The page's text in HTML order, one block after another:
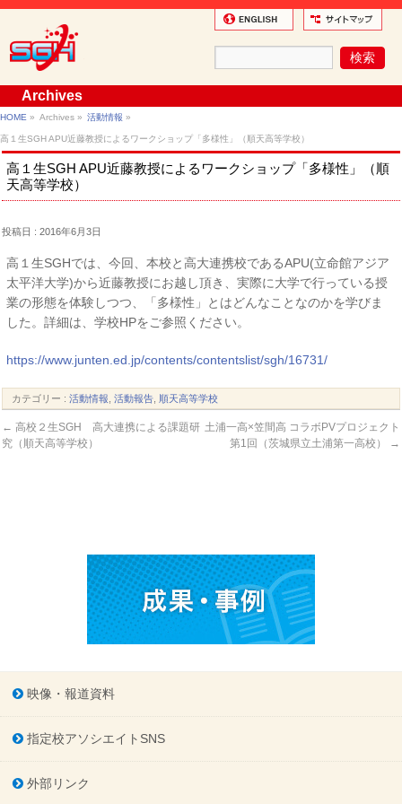
Archives
HOME » Archives » 活動情報 »
高１生SGH APU近藤教授によるワークショップ「多様性」（順天高等学校）
高１生SGH APU近藤教授によるワークショップ「多様性」（順
天高等学校）
投稿日 : 2016年6月3日
高１生SGHでは、今回、本校と高大連携校であるAPU(立命館アジア
太平洋大学)から近藤教授にお越し頂き、実際に大学で行っている授
業の形態を体験しつつ、「多様性」とはどんなことなのかを学びま
した。詳細は、学校HPをご参照ください。
https://www.junten.ed.jp/contents/contentslist/sgh/16731/
カテゴリー :活動情報 ,活動報告 順天高等学校
← 高校２生SGH 高大連携による課題研
究（順天高等学校）
土浦一高×笠間高 コラボPVプロジェクト
第1回（茨城県立土浦第一高校）
→
映像・報道資料
指定校アソシエイトSNS
外部リンク